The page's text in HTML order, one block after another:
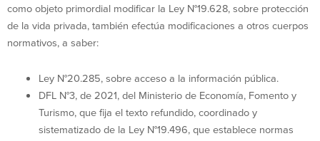
como objeto primordial modificar la Ley N°19.628, sobre protección
de la vida privada, también efectúa modificaciones a otros cuerpos
normativos, a saber:
Ley N°20.285, sobre acceso a la información pública.
DFL N°3, de 2021, del Ministerio de Economía, Fomento y
Turismo, que fija el texto refundido, coordinado y
sistematizado de la Ley N°19.496, que establece normas